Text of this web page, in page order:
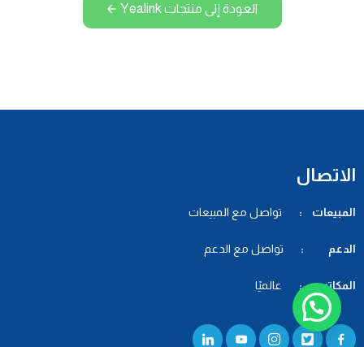
العودة إلى منتجات Yealink
الاتصال
المبيعات : تواصل مع المبيعات
الدعم : تواصل مع الدعم
المكاتب : عالميًا